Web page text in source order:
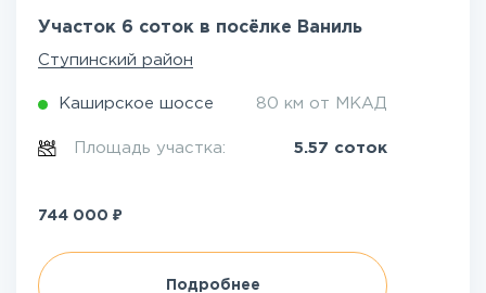
Участок 6 соток в посёлке Ваниль
Ступинский район
Каширское шоссе 80 км от МКАД
Площадь участка: 5.57 соток
744 000 ₽
Подробнее